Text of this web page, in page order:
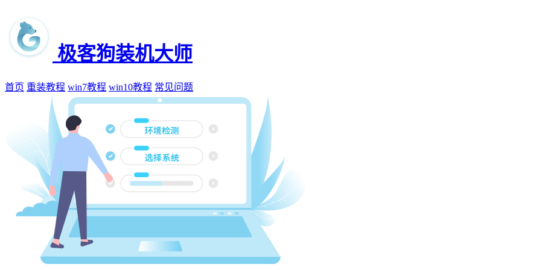
极客狗装机大师
首页 重装教程 win7教程 win10教程 常见问题